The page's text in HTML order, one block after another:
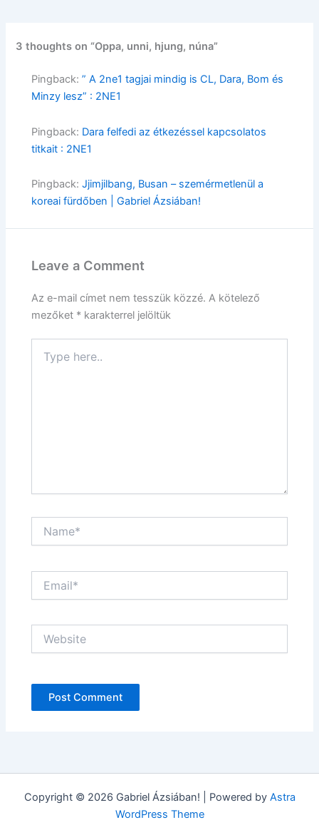
3 thoughts on “Oppa, unni, hjung, núna”
Pingback:” A 2ne1 tagjai mindig is CL, Dara, Bom és
Minzy lesz” : 2NE1
Pingback: Dara felfedi az étkezéssel kapcsolatos
titkait : 2NE1
Pingback:Jjimjilbang, Busan – szemérmetlenül a
koreai fürdőben | Gabriel Ázsiában!
Leave a Comment
Az e-mail címet nem tesszük közzé. A kötelező
mezőket * karakterrel jelöltük
here..
Copyright © 2026 Gabriel Ázsiában! | Powered by Astra
WordPress Theme